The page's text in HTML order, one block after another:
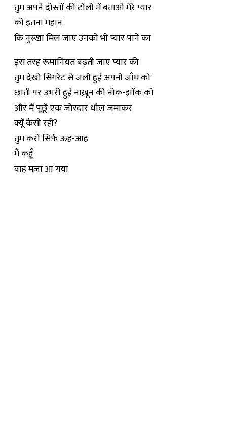
तुम अपने दोस्तों की टोली में बताओ मेरे प्यार
को इतना महान
कि नुस्खा मिल जाए उनको भी प्यार पाने का
इस तरह रूमानियत बढ़ती जाए प्यार की
तुम देखो सिगरेट से जली हुई अपनी जाँघ को
छाती पर उभरी हुई नाख़ून की नोक-झोंक को
और मैं पूछूँ एक ज़ोरदार धौल जमाकर
क्यूँ कैसी रही?
तुम करों सिर्फ़ ऊह-आह
मैं कहूँ
वाह मज़ा आ गया